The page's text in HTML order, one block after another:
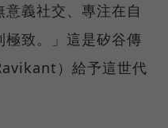
義社交、專注在自
致。」這是矽谷傳
）給予這世代